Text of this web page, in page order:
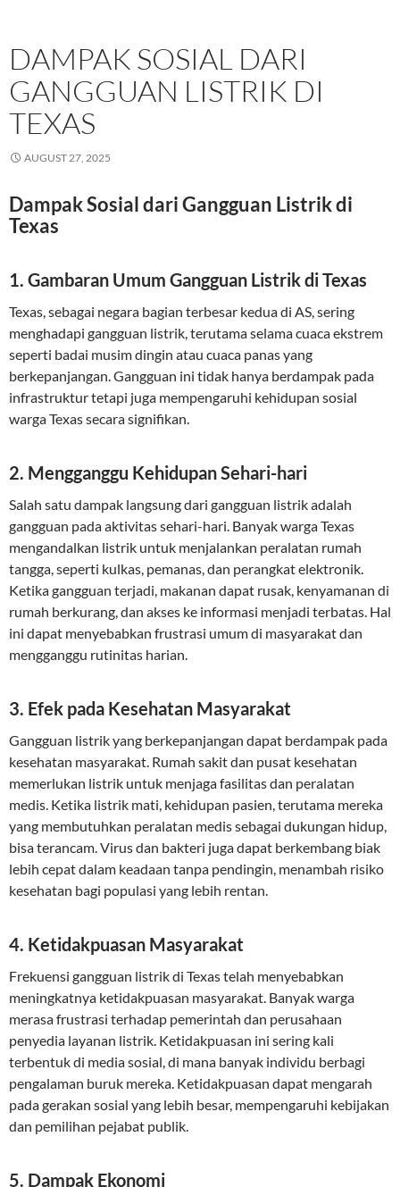
DAMPAK SOSIAL DARI
GANGGUAN LISTRIK DI
TEXAS
AUGUST 27, 2025
Dampak Sosial dari Gangguan Listrik di
Texas
1. Gambaran Umum Gangguan Listrik di Texas
Texas, sebagai negara bagian terbesar kedua di AS, sering
menghadapi gangguan listrik, terutama selama cuaca ekstrem
seperti badai musim dingin atau cuaca panas yang
berkepanjangan. Gangguan ini tidak hanya berdampak pada
infrastruktur tetapi juga mempengaruhi kehidupan sosial
warga Texas secara signifikan.
2. Mengganggu Kehidupan Sehari-hari
Salah satu dampak langsung dari gangguan listrik adalah
gangguan pada aktivitas sehari-hari. Banyak warga Texas
mengandalkan listrik untuk menjalankan peralatan rumah
tangga, seperti kulkas, pemanas, dan perangkat elektronik.
Ketika gangguan terjadi, makanan dapat rusak, kenyamanan di
rumah berkurang, dan akses ke informasi menjadi terbatas. Hal
ini dapat menyebabkan frustrasi umum di masyarakat dan
mengganggu rutinitas harian.
3. Efek pada Kesehatan Masyarakat
Gangguan listrik yang berkepanjangan dapat berdampak pada
kesehatan masyarakat. Rumah sakit dan pusat kesehatan
memerlukan listrik untuk menjaga fasilitas dan peralatan
medis. Ketika listrik mati, kehidupan pasien, terutama mereka
yang membutuhkan peralatan medis sebagai dukungan hidup,
bisa terancam. Virus dan bakteri juga dapat berkembang biak
lebih cepat dalam keadaan tanpa pendingin, menambah risiko
kesehatan bagi populasi yang lebih rentan.
4. Ketidakpuasan Masyarakat
Frekuensi gangguan listrik di Texas telah menyebabkan
meningkatnya ketidakpuasan masyarakat. Banyak warga
merasa frustrasi terhadap pemerintah dan perusahaan
penyedia layanan listrik. Ketidakpuasan ini sering kali
terbentuk di media sosial, di mana banyak individu berbagi
pengalaman buruk mereka. Ketidakpuasan dapat mengarah
pada gerakan sosial yang lebih besar, mempengaruhi kebijakan
dan pemilihan pejabat publik.
5. Dampak Ekonomi